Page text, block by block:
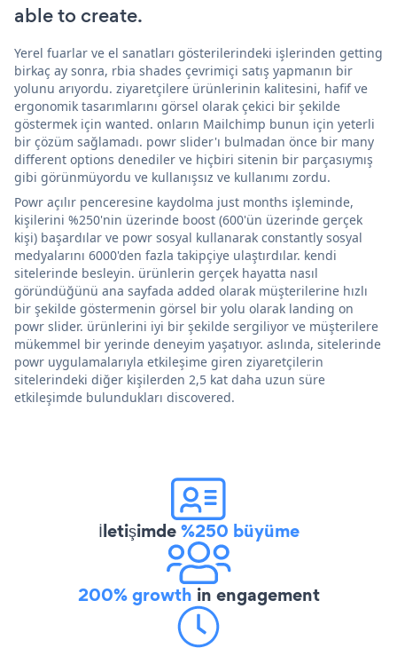
able to create.
Yerel fuarlar ve el sanatları gösterilerindeki işlerinden getting
birkaç ay sonra, rbia shades çevrimiçi satış yapmanın bir
yolunu arıyordu. ziyaretçilere ürünlerinin kalitesini, hafif ve
ergonomik tasarımlarını görsel olarak çekici bir şekilde
göstermek için wanted. onların Mailchimp bunun için yeterli
bir çözüm sağlamadı. powr slider'ı bulmadan önce bir many
different options denediler ve hiçbiri sitenin bir parçasıymış
gibi görünmüyordu ve kullanışsız ve kullanımı zordu.
Powr açılır penceresine kaydolma just months işleminde,
kişilerini %250'nin üzerinde boost (600'ün üzerinde gerçek
kişi) başardılar ve powr sosyal kullanarak constantly sosyal
medyalarını 6000'den fazla takipçiye ulaştırdılar. kendi
sitelerinde besleyin. ürünlerin gerçek hayatta nasıl
göründüğünü ana sayfada added olarak müşterilerine hızlı
bir şekilde göstermenin görsel bir yolu olarak landing on
powr slider. ürünlerini iyi bir şekilde sergiliyor ve müşterilere
mükemmel bir yerinde deneyim yaşatıyor. aslında, sitelerinde
powr uygulamalarıyla etkileşime giren ziyaretçilerin
sitelerindeki diğer kişilerden 2,5 kat daha uzun süre
etkileşimde bulundukları discovered.
İletişimde%250 büyüme
200% growth in engagement